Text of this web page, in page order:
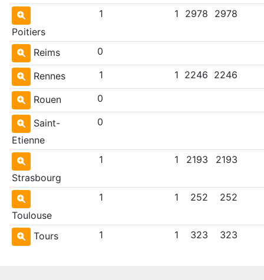
Poitiers
1 1 2978 2978
Reims 0
Rennes 1 1 2246 2246
Rouen 0
Saint-
Etienne
0
Strasbourg
1 1 2193 2193
Toulouse
1 1 252 252
Tours 1 1 323 323